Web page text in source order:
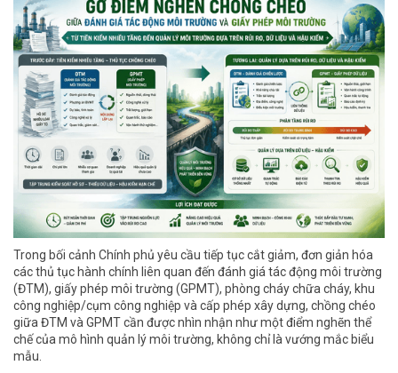
Trong bối cảnh Chính phủ yêu cầu tiếp tục cắt giảm, đơn giản hóa
các thủ tục hành chính liên quan đến đánh giá tác động môi trường
(ĐTM), giấy phép môi trường (GPMT), phòng cháy chữa cháy, khu
công nghiệp/cụm công nghiệp và cấp phép xây dựng, chồng chéo
giữa ĐTM và GPMT cần được nhìn nhận như một điểm nghẽn thể
chế của mô hình quản lý môi trường, không chỉ là vướng mắc biểu
mẫu.